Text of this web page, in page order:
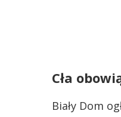
Cła
Biały Dom